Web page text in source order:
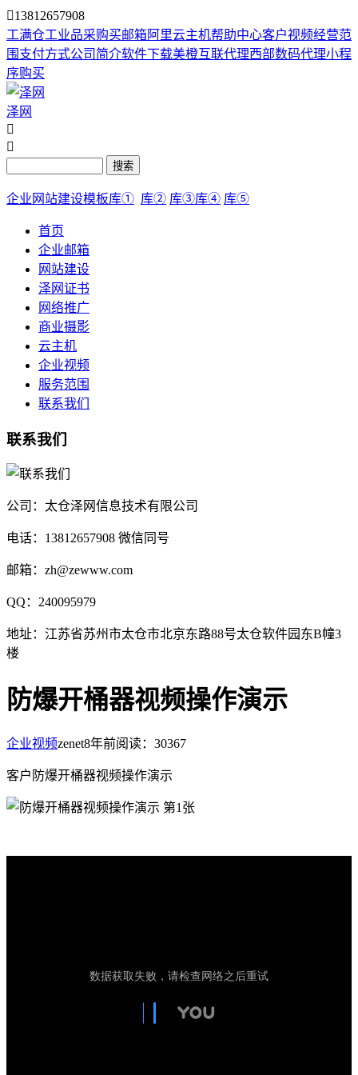
13812657908
工满仓工业品采购买邮箱阿里云主机帮助中心客户视频经营范
围 支付方式公司简介软件下载美橙互联代理西部数码代理小程
序购买
泽网


搜索
企业网站建设模板库① 库② 库③库④ 库⑤
首页
企业邮箱
网站建设
泽网证书
网络推广
商业摄影
云主机
企业视频
服务范围
联系我们
联系我们
公司：太仓泽网信息技术有限公司
电话：13812657908 微信同号
邮箱：zh@zewww.com
QQ：240095979
地址：江苏省苏州市太仓市北京东路88号太仓软件园东B幢3
楼
防爆开桶器视频操作演示
企业视频zenet8年前阅读：30367
客户防爆开桶器视频操作演示